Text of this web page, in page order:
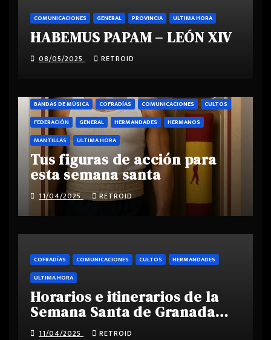
COMUNICACIONES GENERAL PROVINCIA ULTIMA HORA
HABEMUS PAPAM – LEÓN XIV
08/05/2025 RETROID
BANDAS DE MÚSICA COFRADÍAS COMUNICACIONES
CULTOS
FEDERACIÓN
GENERAL HERMANDADES
HERMANOS
MANTILLAS
ULTIMA HORA
Tus figuras de acción para
esta semana santa
11/04/2025 RETROID
COFRADÍAS COMUNICACIONES CULTOS
HERMANDADES
ULTIMA HORA
Horarios e itinerarios de la
Semana Santa de Granada
2025
11/04/2025 RETROID